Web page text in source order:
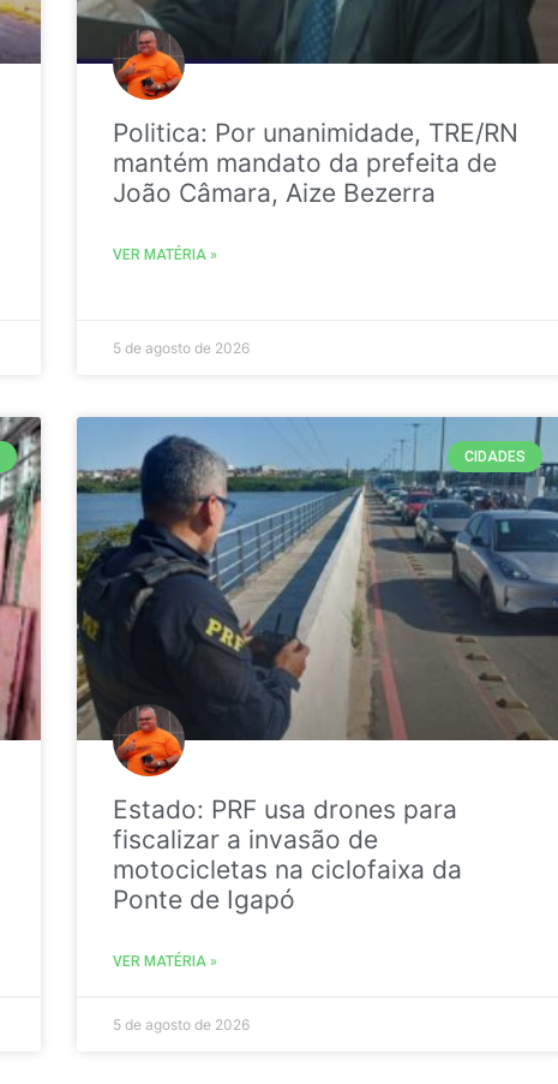
Politica: Por unanimidade, TRE/RN
mantém mandato da prefeita de
João Câmara, Aize Bezerra
VER MATÉRIA »
5 de agosto de 2026
CIDADES
Estado: PRF usa drones para
fiscalizar a invasão de
motocicletas na ciclofaixa da
Ponte de Igapó
VER MATÉRIA »
5 de agosto de 2026